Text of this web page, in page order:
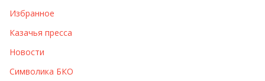
Избранное
Казачья пресса
Новости
Символика БКО